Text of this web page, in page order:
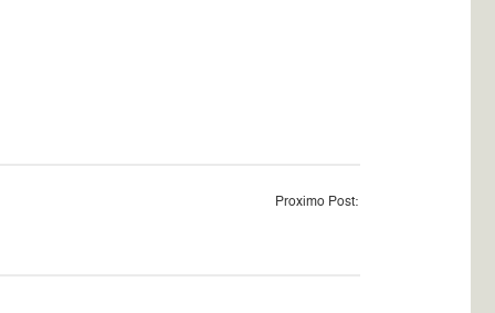
Proximo Post: